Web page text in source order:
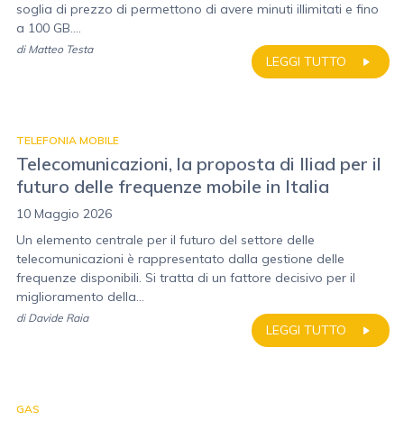
soglia di prezzo di permettono di avere minuti illimitati e fino
a 100 GB....
LEGGI TUTTO
di Matteo Testa
TELEFONIA MOBILE
Telecomunicazioni, la proposta di Iliad per il
futuro delle frequenze mobile in Italia
10 Maggio 2026
Un elemento centrale per il futuro del settore delle
telecomunicazioni è rappresentato dalla gestione delle
frequenze disponibili. Si tratta di un fattore decisivo per il
miglioramento della...
LEGGI TUTTO
di Davide Raia
GAS